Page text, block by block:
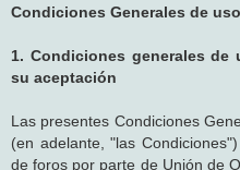
n
s
Condiciones Generales de
1. Condiciones generales
su aceptación
Las presentes Condiciones
(en adelante, "las
de foros por parte de Unión de